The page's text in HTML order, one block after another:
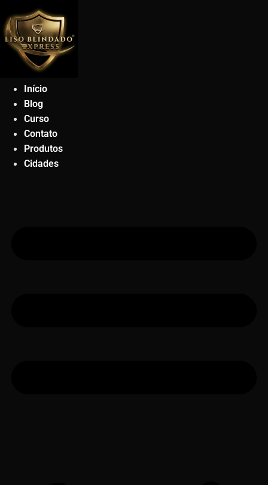
para
o
conteúdo
Início
Blog
Curso
Contato
Produtos
Cidades